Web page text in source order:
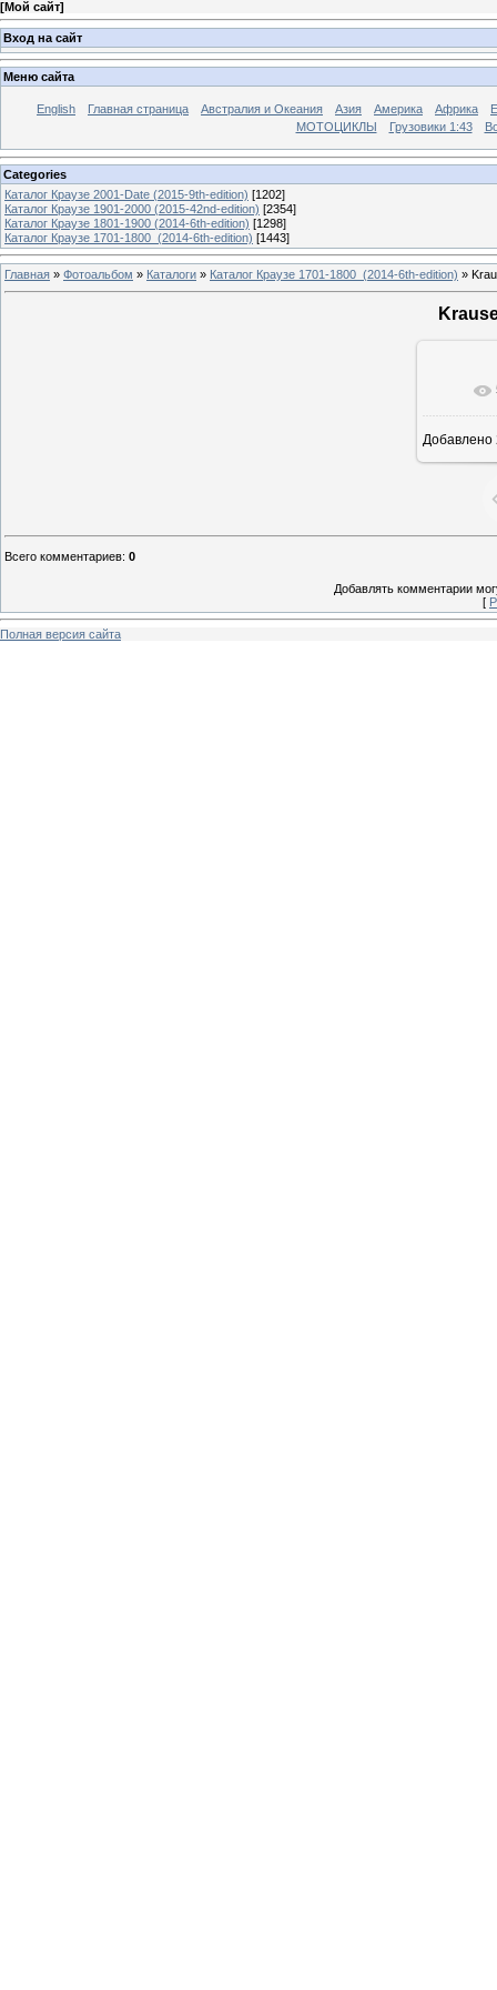
[Мой сайт]
Вход на сайт
Меню сайта
English Главная страница Австралия и Океания Азия Америка Африка
МОТОЦИКЛЫ
Грузовики 1:43
Categories
Каталог Краузе 2001-Date (2015-9th-edition) [1202]
Каталог Краузе 1901-2000 (2015-42nd-edition) [2354]
Каталог Краузе 1801-1900 (2014-6th-edition) [1298]
Каталог Краузе 1701-1800_(2014-6th-edition) [1443]
Главная » Фотоальбом » Каталоги » Каталог Краузе 1701-1800_(2014-6th-edition) »
Добавлено
Всего комментариев: 0
Добавлять комментарии
[
Полная версия сайта